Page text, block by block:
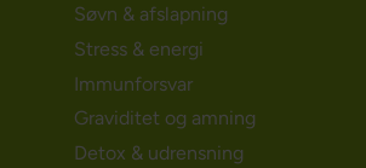
Søvn & afslapning
Stress & energi
Immunforsvar
Graviditet og amning
Detox & udrensning